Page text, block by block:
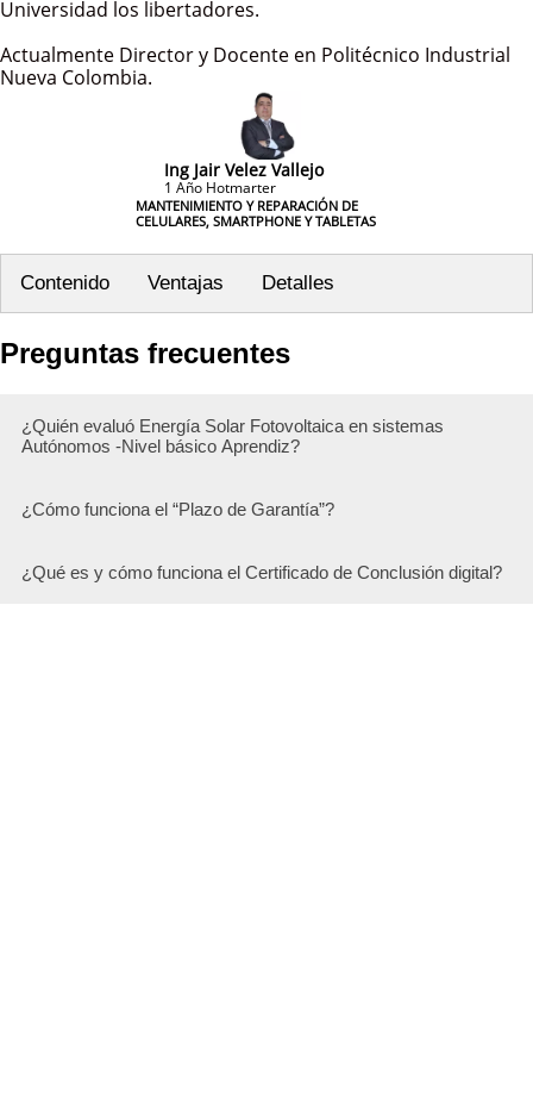
Universidad los libertadores.
Actualmente Director y Docente en Politécnico Industrial
Nueva Colombia.
Ing Jair Velez Vallejo
1 Año Hotmarter
MANTENIMIENTO Y REPARACIÓN DE
CELULARES, SMARTPHONE Y TABLETAS